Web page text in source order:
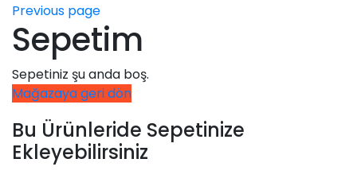
Previous page
Sepetim
Sepetiniz şu anda boş.
Mağazaya geri dön
Bu Ürünleride Sepetinize
Ekleyebilirsiniz